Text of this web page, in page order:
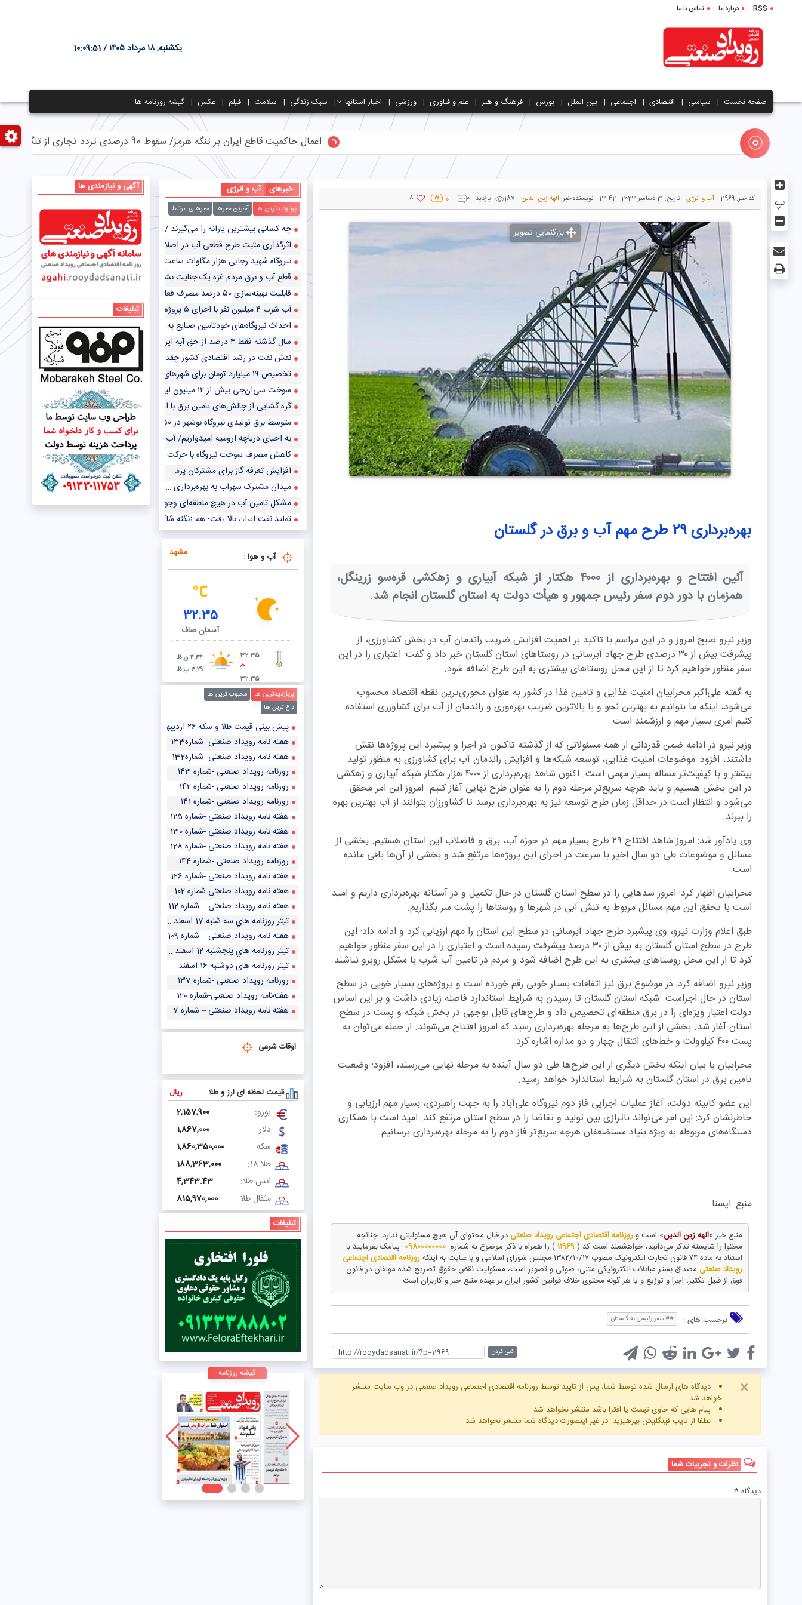
RSS درباره ما تماس با ما
یکشنبه, ۱۸ مرداد ۱۴۰۵ / 10:09:52
صفحه نخست سیاسی اقتصادی اجتماعی بین الملل بورس فرهنگ و هنر علم و فناوری ورزشی اخبار استانها سبک زندگی سلامت فیلم عکس گیشه روزنامه ها
اعمال حاکمیت قاطع ایران بر تنگه هرمز/ سقوط 90 درصدی تردد تجاری از تنگه
کد خبر: 11969 آب و انرژی تاریخ: 21 دسامبر 2023 - 13:42 نویسنده خبر: الهه زین الدین 187 بازدید 0
0
8
بزرگنمایی تصویر
بهره‌برداری ۲۹ طرح مهم آب و برق در گلستان
آئین افتتاح و بهره‌برداری از ۴۰۰۰ هکتار از شبکه آبیاری و زهکشی قره‌سو زرینگل،
همزمان با دور دوم سفر رئیس جمهور و هیأت دولت به استان گلستان انجام شد.
وزیر نیرو صبح امروز و در این مراسم با تاکید بر اهمیت افزایش ضریب راندمان آب در بخش کشاورزی، از
پیشرفت بیش از ۳۰ درصدی طرح جهاد آبرسانی در روستاهای استان گلستان خبر داد و گفت: اعتباری را در این
سفر منظور خواهیم کرد تا از این محل روستاهای بیشتری به این طرح اضافه شود.
به گفته علی‌اکبر محرابیان امنیت غذایی و تامین غذا در کشور به عنوان محوری‌ترین نقطه اقتصاد محسوب
می‌شود، اینکه ما بتوانیم به بهترین نحو و با بالاترین ضریب بهره‌وری و راندمان از آب برای کشاورزی استفاده
کنیم امری بسیار مهم و ارزشمند است.
وزیر نیرو در ادامه ضمن قدردانی از همه مسئولانی که از گذشته تاکنون در اجرا و پیشبرد این پروژه‌ها نقش
داشتند، افزود: موضوعات امنیت غذایی، توسعه شبکه‌ها و افزایش راندمان آب برای کشاورزی به منظور تولید
بیشتر و با کیفیت‌تر مساله بسیار مهمی است. اکنون شاهد بهره‌برداری از ۴۰۰۰ هزار هکتار شبکه آبیاری و زهکشی
در این بخش هستیم و باید هرچه سریع‌تر مرحله دوم را به عنوان طرح نهایی آغاز کنیم. امروز این امر محقق
می‌شود و انتظار است در حداقل زمان طرح توسعه نیز به بهره‌برداری برسد تا کشاورزان بتوانند از آب بهترین بهره
را ببرند.
وی یادآور شد: امروز شاهد افتتاح ۲۹ طرح بسیار مهم در حوزه آب، برق و فاضلاب این استان هستیم. بخشی از
مسائل و موضوعات طی دو سال اخیر با سرعت در اجرای این پروژه‌ها مرتفع شد و بخشی از آن‌ها باقی مانده
است.
محرابیان اظهار کرد: امروز سدهایی را در سطح استان گلستان در حال تکمیل و در آستانه بهره‌برداری داریم و امید
است با تحقق این مهم مسائل مربوط به تنش آبی در شهرها و روستاها را پشت سر بگذاریم.
طبق اعلام وزارت نیرو، وی پیشبرد طرح جهاد آبرسانی در سطح این استان را مهم ارزیابی کرد و ادامه داد: این
طرح در سطح استان گلستان به بیش از ۳۰ درصد پیشرفت رسیده است و اعتباری را در این سفر منظور خواهیم
کرد تا از این محل روستاهای بیشتری به این طرح اضافه شود و مردم در تامین آب شرب با مشکل روبرو نباشند.
وزیر نیرو اضافه کرد: در موضوع برق نیز اتفاقات بسیار خوبی رقم خورده است و پروژه‌های بسیار خوبی در سطح
استان در حال اجراست. شبکه استان گلستان تا رسیدن به شرایط استاندارد فاصله زیادی داشت و بر این اساس
دولت اعتبار ویژه‌ای را در برق منطقه‌ای تخصیص داد و طرح‌های قابل توجهی در بخش شبکه و پست در سطح
استان آغاز شد. بخشی از این طرح‌ها به مرحله بهره‌برداری رسید که امروز افتتاح می‌شوند. از جمله می‌توان به
پست ۴۰۰ کیلوولت و خط‌های انتقال چهار و دو مداره اشاره کرد.
محرابیان با بیان اینکه بخش دیگری از این طرح‌ها طی دو سال آینده به مرحله نهایی می‌رسند، افزود: وضعیت
تامین برق در استان گلستان به شرایط استاندارد خواهد رسید.
این عضو کابینه دولت، آغاز عملیات اجرایی فاز دوم نیروگاه علی‌آباد را به جهت راهبردی، بسیار مهم ارزیابی و
خاطرنشان کرد: این امر می‌تواند ناترازی بین تولید و تقاضا را در سطح استان مرتفع کند. امید است با همکاری
دستگاه‌های مربوطه به ویژه بنیاد مستضعفان هرچه سریع‌تر فاز دوم را به مرحله بهره‌برداری برسانیم.
منبع: ایسنا
منبع خبر «الهه زین الدین» است و روزنامه اقتصادی اجتماعی رویداد صنعتی در قبال محتوای آن هیچ مسئولیتی ندارد. چنانچه
محتوا را شایسته تذکر می‌دانید، خواهشمند است کد (11969 ) را همراه با ذکر موضوع به شماره
پیامک بفرمایید.با
استناد به ماده ۷۴ قانون تجارت الکترونیک مصوب ۱۳۸۲/۱۰/۱۷ مجلس شورای اسلامی و با عنایت به اینکه
روزنامه اقتصادی اجتماعی
رویداد صنعتی مصداق بستر مبادلات الکترونیکی متنی، صوتی و تصویر است، مسئولیت نقض حقوق تصریح شده مولفان در قانون
فوق از قبیل تکثیر، اجرا و توزیع و یا هر گونه محتوی خلاف قوانین کشور ایران بر عهده منبع خبر و کاربران است.
برچسب های : ## سفر رئیسی به گلستان
کپی کردن
دیدگاه های ارسال شده توسط شما، پس از تایید توسط روزنامه اقتصادی اجتماعی رویداد صنعتی در وب سایت منتشر
خواهد شد
پیام هایی که حاوی تهمت یا افترا باشد منتشر نخواهد شد
لطفا از تایپ فینگلیش بپرهیزید. در غیر اینصورت دیدگاه شما منتشر نخواهد شد.
×
نظرات و تجربیات شما
دیدگاه*
پ
خبرهای آب و انرژی
پربازدیدترین ها آخرین خبرها خبرهای مرتبط
چه کسانی بیشترین یارانه را می‌گیرند / افت ۲۰درصدی ذخیره سدسفیدرود
اثرگذاری مثبت طرح قطعی آب در اصلاح رفتار پرمصرف‌ها
نیروگاه شهید رجایی هزار مگاوات ساعت برق صرفه‌جویی کرد
قطع آب و برق مردم غزه یک جنایت بشری تمام عیار است
قابلیت بهینه‌سازی ۵۰ درصد مصرف فعلی گاز
آب شرب ۴ میلیون نفر با اجرای ۵ پروژه نمک‌زدایی آب دریا تامین می‌شود
احداث نیروگاه‌های خودتامین صنایع به کجا رسید؟
سال گذشته فقط ۴ درصد از حق آبه ایران از هیرمند وارد کشور شد
نقش نفت در رشد اقتصادی کشور چقدر بود؟
تخصیص ۱۹ میلیارد تومان برای شهرهای دارای تنش آبی
سوخت سی‌ان‌جی بیش از ۱۲ میلیون لیتر از نیاز روزانه بنزین را کاهش می‌دهد
گره گشایی از چالش‌های تامین برق با افزایش راندمان نیروگاه
متوسط برق تولیدی نیروگاه بوشهر در ۵۰ روز گذشته ۹۸۳ مگاوات بوده است
به احیای دریاچه ارومیه امیدواریم/ آب دریا تا پایان ۱۴۰۳ به زاهدان می‌رسد
کاهش مصرف سوخت نیروگاه با حرکت به سمت واحد‌های سیکل ترکیبی
افزایش تعرفه گاز برای مشترکان پرمصرف
میدان مشترک سهراب به بهره‌برداری رسید
مشکل تامین آب در هیچ منطقه‌ای وجود ندارد
تولید نفت ایران بالا رفت؛ هم زنگنه شاکی هم سناتورهای آمریکایی
کشف انشعاب غیرمجاز روی خط لوله صادراتی نفت
آب و هوا : مشهد
32.35
آسمان صاف
32.35
32.35
۴:۴۴ ق.ظ
۶:۲۹ ب.ظ
پربازدیدترین ها
محبوب ترین ها
داغ ترین ها
پیش‌ بینی قیمت طلا و سکه ۲۶ اردیبهشت ۱۴۰۳/ سکه امامی از رشد قیمت در بازار طلا جا ماند
هفته نامه رویداد صنعتی -شماره۱۳3
هفته نامه رویداد صنعتی -شماره132
روزنامه رویداد صنعتی -شماره ۱۴3
روزنامه رویداد صنعتی -شماره 142
روزنامه رویداد صنعتی -شماره ۱۴1
هفته نامه رویداد صنعتی -شماره 125
هفته نامه رویداد صنعتی -شماره 130
هفته نامه رویداد صنعتی -شماره 128
روزنامه رویداد صنعتی -شماره ۱۴4
هفته نامه رویداد صنعتی -شماره 126
هفته نامه رویداد صنعتی شماره 102
هفته نامه رویداد صنعتی – شماره 112
تيتر روزنامه هاي سه شنبه 17 اسفند 1400
هفته نامه رویداد صنعتی – شماره 109
تيتر روزنامه هاي پنجشنبه 12 اسفند 1400
تيتر روزنامه هاي دوشنبه 16 اسفند 1400
روزنامه رویداد صنعتی -شماره ۱۳7
هفته‌نامه رویداد صنعتی-شماره 120
هفته نامه رویداد صنعتی – شماره 107
اوقات شرعی
قیمت لحظه ای ارز و طلا ریال
یورو:
2,157,900
دلار:
1,867,000
سکه:
1,860,350,000
طلا 18:
188,363,000
انس طلا:
4,343.43
مثقال طلا:
815,970,000
تبلیغات
گیشه روزنامه
آگهی و نیازمندی ها
تبلیغات